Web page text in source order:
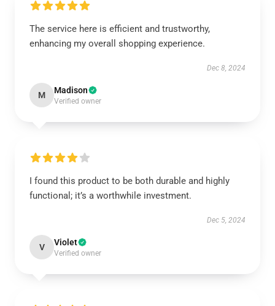
The service here is efficient and trustworthy,
enhancing my overall shopping experience.
Dec 8, 2024
M Madison
Verified owner
I found this product to be both durable and highly
functional; it’s a worthwhile investment.
Dec 5, 2024
V Violet
Verified owner